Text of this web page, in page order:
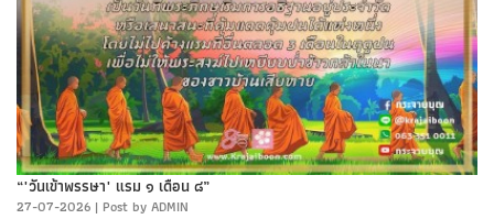
“"วันเข้าพรรษา" แรม ๑ เดือน ๘”
27-07-2026 | Post by ADMIN